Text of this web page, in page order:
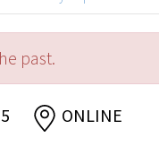
past.
ONLINE